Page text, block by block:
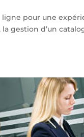
pour une
gestion d’un